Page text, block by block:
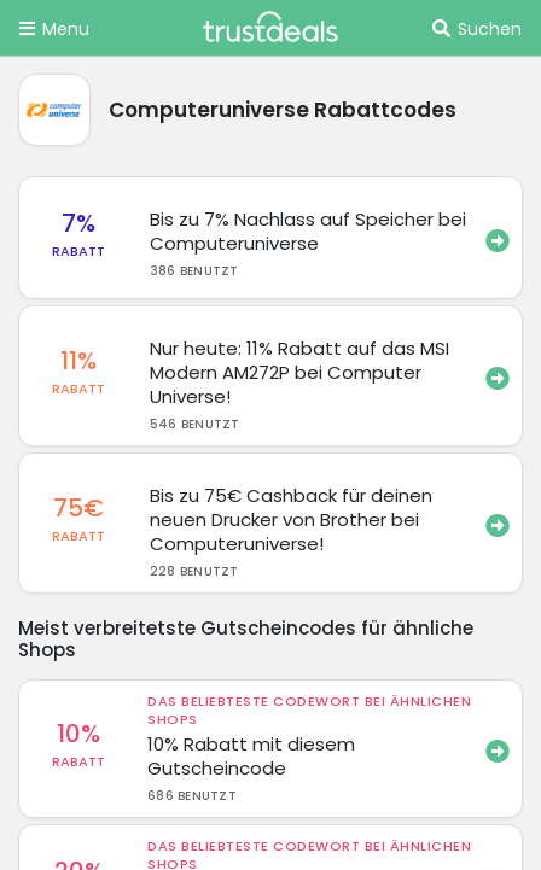
Menu Suchen
Computeruniverse Rabattcodes
7%
RABATT
Bis zu 7% Nachlass auf Speicher bei
Computeruniverse
386 BENUTZT
11%
RABATT
Nur heute: 11% Rabatt auf das MSI
Modern AM272P bei Computer
Universe!
546 BENUTZT
75€
RABATT
Bis zu 75€ Cashback für deinen
neuen Drucker von Brother bei
Computeruniverse!
228 BENUTZT
Meist verbreitetste Gutscheincodes für ähnliche
Shops
10%
RABATT
DAS BELIEBTESTE CODEWORT BEI ÄHNLICHEN
SHOPS
10% Rabatt mit diesem
Gutscheincode
686 BENUTZT
DAS BELIEBTESTE CODEWORT BEI ÄHNLICHEN
SHOPS